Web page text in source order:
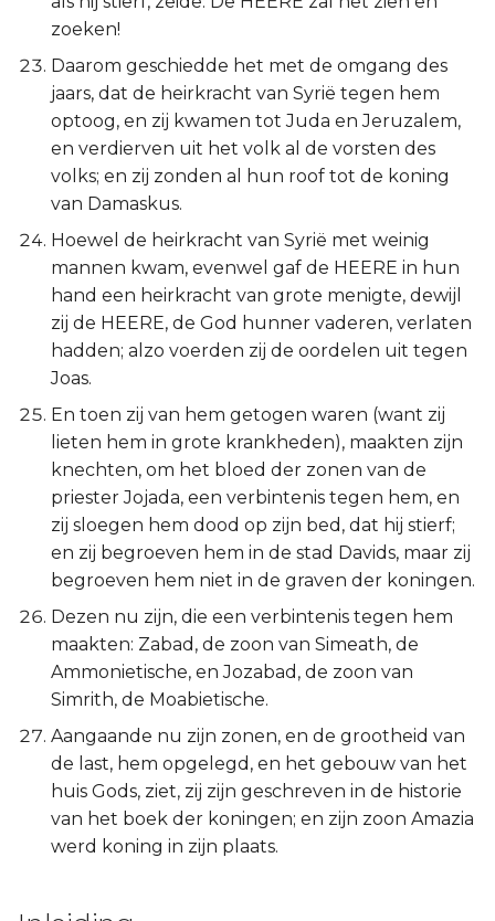
zoeken!
Daarom geschiedde het met de omgang des
jaars, dat de heirkracht van Syrië tegen hem
optoog, en zij kwamen tot Juda en Jeruzalem,
en verdierven uit het volk al de vorsten des
volks; en zij zonden al hun roof tot de koning
van Damaskus.
Hoewel de heirkracht van Syrië met weinig
mannen kwam, evenwel gaf de HEERE in hun
hand een heirkracht van grote menigte, dewijl
zij de HEERE, de God hunner vaderen, verlaten
hadden; alzo voerden zij de oordelen uit tegen
Joas.
En toen zij van hem getogen waren (want zij
lieten hem in grote krankheden), maakten zijn
knechten, om het bloed der zonen van de
priester Jojada, een verbintenis tegen hem, en
zij sloegen hem dood op zijn bed, dat hij stierf;
en zij begroeven hem in de stad Davids, maar zij
begroeven hem niet in de graven der koningen.
Dezen nu zijn, die een verbintenis tegen hem
maakten: Zabad, de zoon van Simeath, de
Ammonietische, en Jozabad, de zoon van
Simrith, de Moabietische.
Aangaande nu zijn zonen, en de grootheid van
de last, hem opgelegd, en het gebouw van het
huis Gods, ziet, zij zijn geschreven in de historie
van het boek der koningen; en zijn zoon Amazia
werd koning in zijn plaats.